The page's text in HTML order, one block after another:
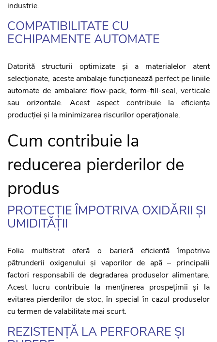
industrie.
COMPATIBILITATE CU
ECHIPAMENTE AUTOMATE
Datorită structurii optimizate și a materialelor atent
selecționate, aceste ambalaje funcționează perfect pe liniile
automate de ambalare: flow-pack, form-fill-seal, verticale
sau orizontale. Acest aspect contribuie la eficiența
producției și la minimizarea riscurilor operaționale.
Cum contribuie la
reducerea pierderilor de
produs
PROTECȚIE ÎMPOTRIVA OXIDĂRII ȘI
UMIDITĂȚII
Folia multistrat oferă o barieră eficientă împotriva
pătrunderii oxigenului și vaporilor de apă – principalii
factori responsabili de degradarea produselor alimentare.
Acest lucru contribuie la menținerea prospețimii și la
evitarea pierderilor de stoc, în special în cazul produselor
cu termen de valabilitate mai scurt.
REZISTENȚĂ LA PERFORARE ȘI